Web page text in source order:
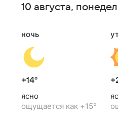
10 августа,
ночь
+14°
ясно
ощущается как +15°